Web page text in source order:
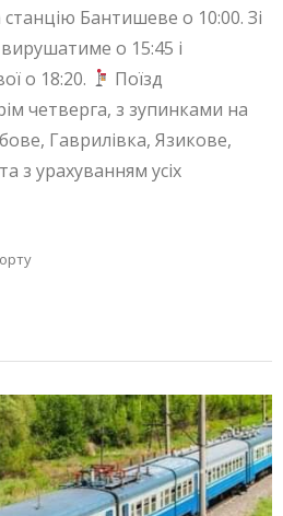
Бантишеве о 10:00. Зі
о 15:45 і
о 18:20.
Поїзд
четверга, з зупинками на
Гаврилівка, Язикове,
з урахуванням усіх